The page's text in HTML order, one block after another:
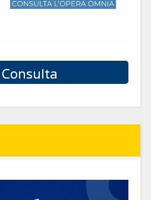
Consulta